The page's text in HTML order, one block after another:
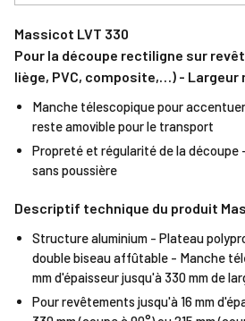
Massicot LVT 330
Pour la découpe rectiligne sur
liège, PVC, composite,…) - Largeur
Manche télescopique pour
reste amovible pour le transport
Propreté et régularité de la découpe
sans poussière
Descriptif technique du produit
Structure aluminium - Plateau
double biseau affûtable - Manche
mm d'épaisseur jusqu'à 330 mm de
Pour revêtements jusqu'à 16 mm